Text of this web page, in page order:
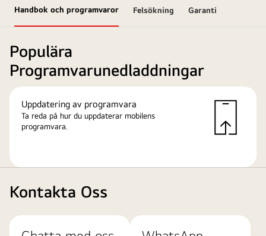
Handbok och programvaror Felsökning Garanti
Populära
Programvarunedladdningar
Uppdatering av programvara
Ta reda på hur du uppdaterar mobilens
programvara.
Kontakta Oss